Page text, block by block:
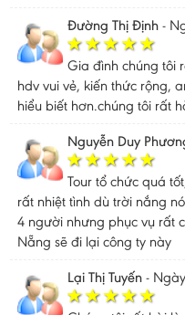
Đường Thị Định -
Gia đình chúng tôi
hdv vui vẻ, kiến thức rộng,
hiểu biết hơn.chúng tôi rất
Nguyễn Duy
Tour tổ chức quá
rất nhiệt tình dù trời nắng
4 người nhưng phục vụ rất
Nẵng sẽ đi lại công ty này
Lại Thị Tuyến -